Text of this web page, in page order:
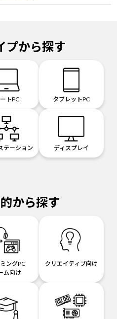
プから探す
トPC タブレットPC
テーション ディスプレイ
から探す
ングPC
ム向け
クリエイティブ向け